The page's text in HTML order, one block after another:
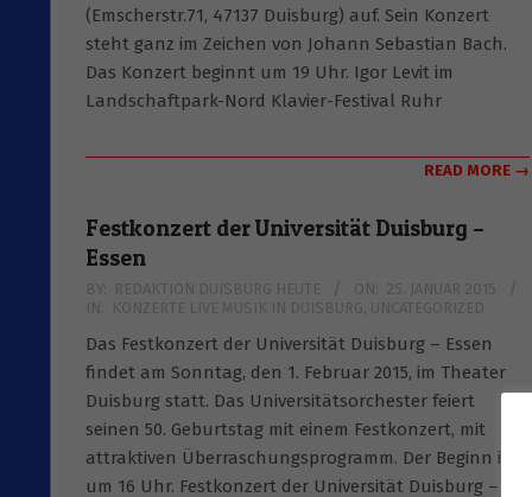
(Emscherstr.71, 47137 Duisburg) auf. Sein Konzert
steht ganz im Zeichen von Johann Sebastian Bach.
Das Konzert beginnt um 19 Uhr. Igor Levit im
Landschaftpark-Nord Klavier-Festival Ruhr
READ MORE →
Festkonzert der Universität Duisburg –
Essen
2015-
01-
25
BY: REDAKTION DUISBURG HEUTE ON:
25. JANUAR 2015
IN:
KONZERTE LIVE MUSIK IN DUISBURG UNCATEGORIZED
Das Festkonzert der Universität Duisburg – Essen
findet am Sonntag, den 1. Februar 2015, im Theater
Duisburg statt. Das Universitätsorchester feiert
seinen 50. Geburtstag mit einem Festkonzert, mit
attraktiven Überraschungsprogramm. Der Beginn ist
um 16 Uhr. Festkonzert der Universität Duisburg –